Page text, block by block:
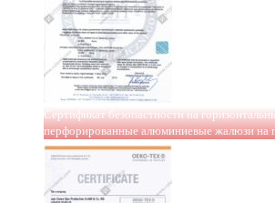
Сертификат безопастности на
перфорированные алюминиевые жалюзи на